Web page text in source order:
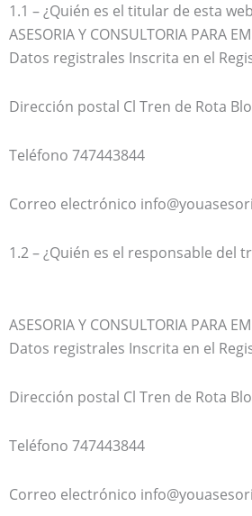
1.1 – ¿Quién es el titular de esta
ASESORIA Y CONSULTORIA PARA
Datos registrales Inscrita en el
Dirección postal Cl Tren de Rota
Teléfono 747443844
Correo electrónico
1.2 – ¿Quién es el responsable
ASESORIA Y CONSULTORIA PARA
Datos registrales Inscrita en el
Dirección postal Cl Tren de Rota
Teléfono 747443844
Correo electrónico